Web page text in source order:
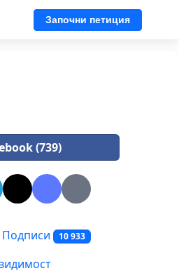
Започни петиция
(739)
Подписи 10 933